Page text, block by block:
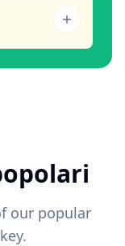
our popular